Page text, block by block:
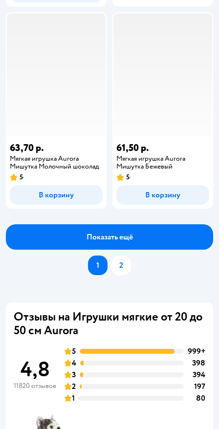
63,70 р.
Мягкая игрушка Aurora
Мишутка Молочный шоколад
5
В корзину
61,50 р.
Мягкая игрушка Aurora
Мишутка Бежевый
5
В корзину
Показать ещё
1 2
Отзывы на Игрушки мягкие от 20 до
50 см Aurora
4,8
11820 отзывов
5
999+
4
398
3
394
2
197
1
80